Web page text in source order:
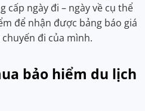
cấp ngày đi – ngày về cụ thể
để nhận được bảng báo giá
đi của mình.
bảo hiểm du lịch